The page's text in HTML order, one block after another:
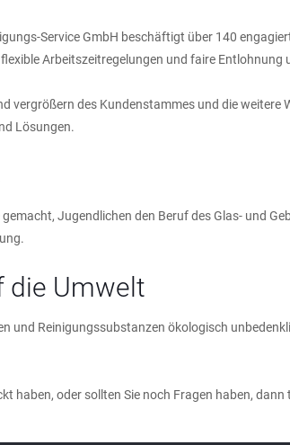
Service GmbH beschäftigt über 140
Arbeitszeitregelungen und faire
vergrößern des Kundenstammes und die
Lösungen.
Jugendlichen den Beruf des Glas- und
die Umwelt
und Reinigungssubstanzen ökologisch
haben, oder sollten Sie noch Fragen haben,